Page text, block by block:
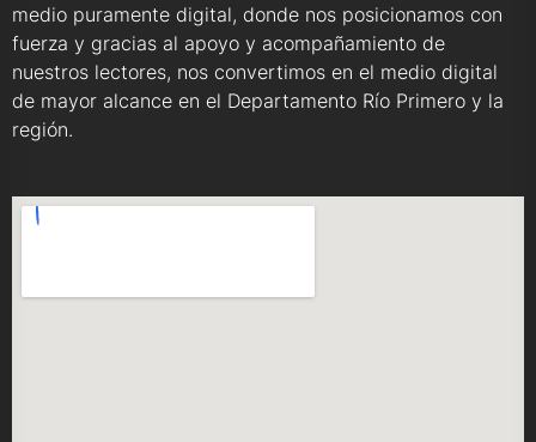
medio puramente digital, donde nos posicionamos con
fuerza y gracias al apoyo y acompañamiento de
nuestros lectores, nos convertimos en el medio digital
de mayor alcance en el Departamento Río Primero y la
región.